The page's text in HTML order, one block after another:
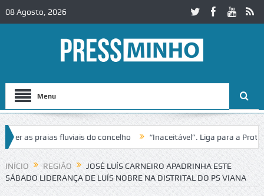
08 Agosto, 2026
Menu
as praias fluviais do concelho “Inaceitável”. Liga para a Proteção
de trânsito no IC2 em Alcobaça Igreja do Castelo de
INÍCIO REGIÃO
JOSÉ LUÍS CARNEIRO APADRINHA ESTE
SÁBADO LIDERANÇA DE LUÍS NOBRE NA DISTRITAL DO PS VIANA